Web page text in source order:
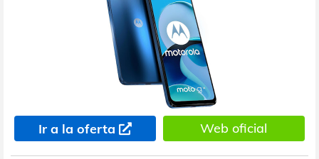
Ir a la oferta Web oficial